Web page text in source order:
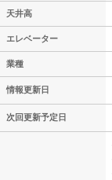
天井高
エレベーター
業種
情報更新日
次回更新予定日